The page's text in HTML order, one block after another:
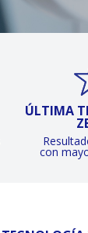
ÚLTIMA
con